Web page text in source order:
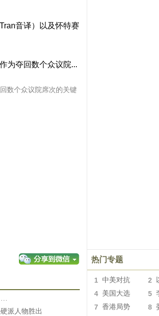
音译）以及怀特赛
数个众议院席次的关键
…
派人物胜出
热门专题
1 中美对抗 2
4 美国大选 5
7 香港局势 8